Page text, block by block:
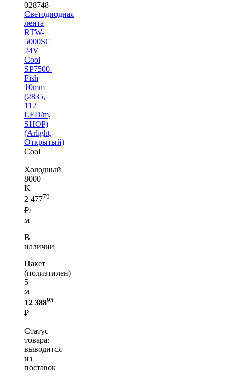
028748
Светодиодная
лента
RTW-
5000SC
24V
Cool
SP7500-
Fish
10mm
(2835,
112
LED/m,
SHOP)
(Arlight,
Открытый)
Cool
|
Холодный
8000
K
2 47779
₽/
м
В
наличии
Пакет
(полиэтилен)
5
м —
12 38895
₽
Статус
товара:
выводится
из
поставок